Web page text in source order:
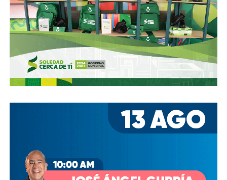
ocasiones (en 2017 ganaron la licitación para construir
el ahora cancelado Aeropuerto de Texcoco),cuando
se otorgó la concesión para la administración de El
Realito, ni Slim ni Martínez ni los copresidentes de
Televisa tenían sus actuales injerencias en Aquos, por
lo que se podría decir que ésta fue heredada, y acabó
dejando el control de la presa en las manos de cuatro de
al menos tres intentos de rescindir o
modificar el contrato se han hecho sin haber
Agua abrió un expediente que no avanzó pese a 350 mil
afectados y una queja de oficio de la Comisión Estatal de
Derechos Humanos; en abril de 2023, el entonces